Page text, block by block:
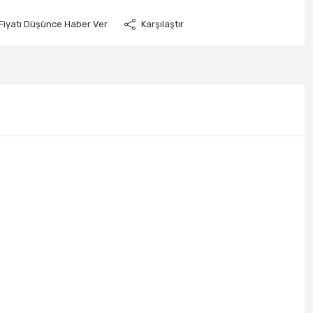
Düşünce Haber Ver Karşılaştır